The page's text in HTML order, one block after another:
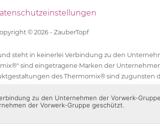
© 2026 - ZauberTopf
steht in keinerlei Verbindung zu den
sind eingetragene Marken der
des Thermomix® sind
zu den Unternehmen der Vorwerk-
der Vorwerk-Gruppe geschützt.